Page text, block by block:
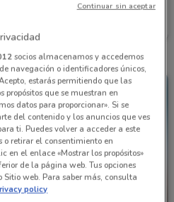
socios almacenamos y accedemos
navegación o identificadores únicos,
estarás permitiendo que las
propósitos que se muestran en
datos para proporcionar». Si se
del contenido y los anuncios que ves
ti. Puedes volver a acceder a este
o retirar el consentimiento en
en el enlace «Mostrar los propósitos»
de la página web. Tus opciones
web. Para saber más, consulta
policy
Continuar sin aceptar